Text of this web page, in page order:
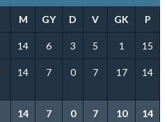
M GY D V GK P
14 6 3 5 1 15
14 7 0 7 17 14
14 7 0 7 10 14